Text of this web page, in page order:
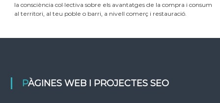
la consciència col·lectiva sobre els avantatges de la compra i consum
al territori, al teu poble o barri, a nivell comerç i restauració.
PÀGINES WEB I PROJECTES SEO